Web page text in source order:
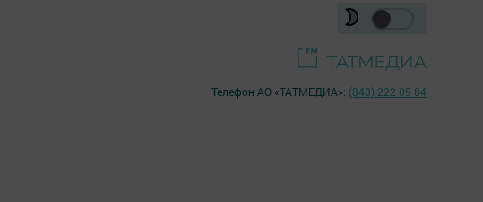
Телефон АО «ТАТМЕДИА»: (843) 222 09 84